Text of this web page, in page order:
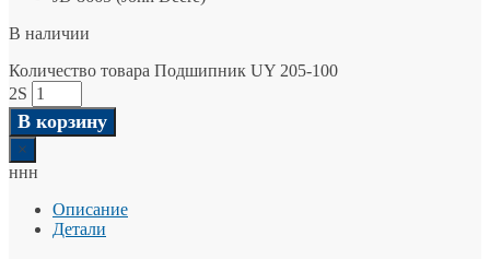
В наличии
Количество товара Подшипник UY 205-100
2S
В корзину
×
ннн
Описание
Детали